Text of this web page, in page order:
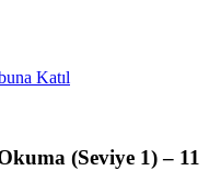
Katıl
(Seviye 1) – 11